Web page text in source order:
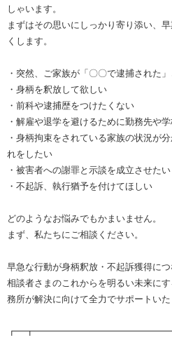
しゃいます。
まずはその思いにしっかり寄り添い、
くします。
・突然、ご家族が「〇〇で逮捕された
・身柄を釈放して欲しい
・前科や逮捕歴をつけたくない
・解雇や退学を避けるために勤務先や
・身柄拘束をされている家族の状況が
れをしたい
・被害者への謝罪と示談を成立させたい
・不起訴、執行猶予を付けてほしい
どのようなお悩みでもかまいません。
まず、私たちにご相談ください。
早急な行動が身柄釈放・不起訴獲得につ
相談者さまのこれからを明るい未来に
務所が解決に向けて全力でサポートいた